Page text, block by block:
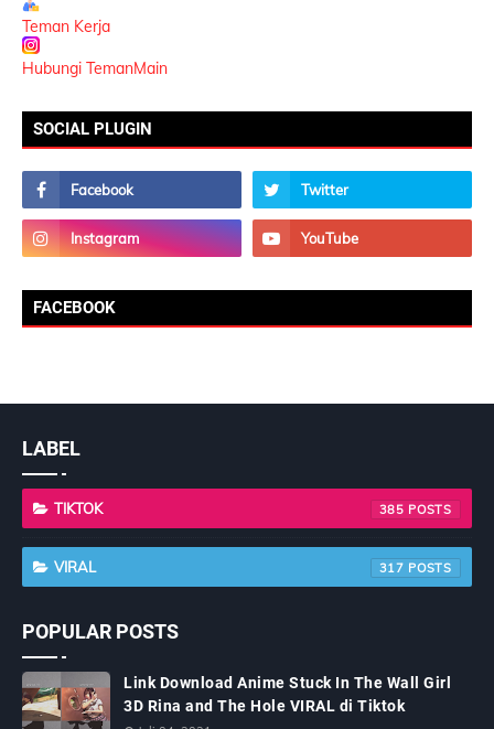
Teman Kerja
Hubungi TemanMain
SOCIAL PLUGIN
FACEBOOK
LABEL
TIKTOK 385
VIRAL 317
POPULAR POSTS
Link Download Anime Stuck In The Wall Girl
3D Rina and The Hole VIRAL di Tiktok